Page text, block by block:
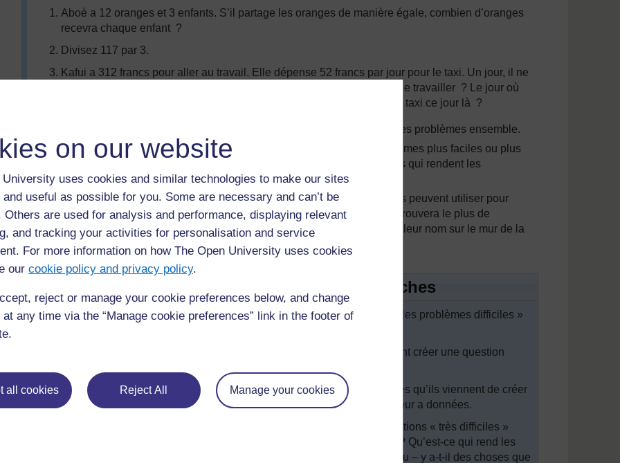
on our website
University uses cookies and similar technologies to make our sites
useful as possible for you. Some are necessary and can’t be
Others are used for analysis and performance, displaying relevant
and tracking your activities for personalisation and service
For more information on how The Open University uses cookies
our cookie policy and privacy policy.
reject or manage your cookie preferences below, and change
any time via the “Manage cookie preferences” link in the footer of
all cookies Reject All Manage your cookies
Aboè a 12 oranges et 3 enfants. S’il partage les oranges de manière égale, combien d’oranges
recevra chaque enfant ?
Divisez 117 par 3.
Kafui a 312 francs pour aller au travail. Elle dépense 52 francs par jour pour le taxi. Un jour, il ne
lui reste pas assez d’argent pour le taxi. Combien de jours est-elle allée travailler ? Le jour où
elle n’a pas assez d’argent, combien d’argent de plus lui faut-il pour le taxi ce jour là ?
Elle demande à ses élèves, en groupes de quatre, d’essayer de résoudre ces problèmes ensemble.
Dix minutes plus tard, Ablavi demande à ses élèves quels étaient les problèmes plus faciles ou plus
difficiles à résoudre. Ensemble, ils font deux listes au tableau – « les choses qui rendent les
problèmes difficiles » et « les choses qui rendent les problèmes faciles ».
Ablavi demande aux groupes de trouver combien de manières différentes ils peuvent utiliser pour
résoudre les problèmes. Elle annonce qu’elle récompensera le groupe qui trouvera le plus de
manières différentes en affichant un certificat « champions en maths » avec leur nom sur le mur de la
Activité clé : Les élèves créent leurs propres tâches
Avec votre classe, faites une liste au tableau des « choses qui rendent les problèmes difficiles »
Demandez à vos élèves, en groupes, de créer trois questions. Ils doivent créer une question
Dix minutes plus tard, demandez aux groupes d’échanger les problèmes qu’ils viennent de créer
avec un autre groupe et de résoudre les questions que l’autre groupe leur a données.
Demandez aux groupes de vous présenter leurs conclusions. Les questions « très difficiles »
étaient-elles vraiment bien plus difficiles que les questions « faciles » ? Qu’est-ce qui rend les
questions difficiles ou faciles ? Revenez sur les listes écrites au tableau – y a-t-il des choses que